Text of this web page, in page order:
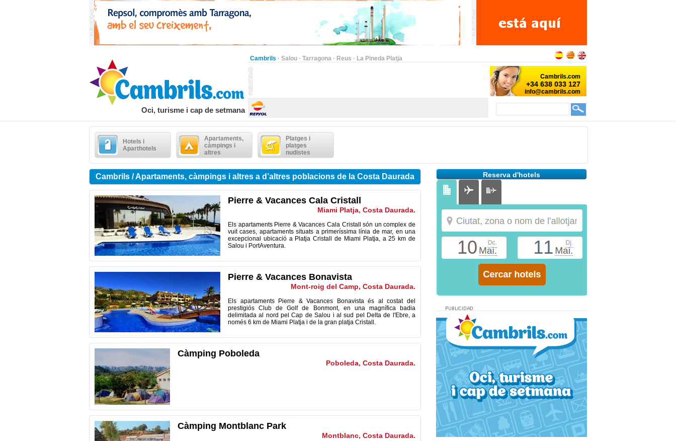
Cambrils · Salou · Tarragona · Reus · La Pineda Platja
Oci, turisme i cap de setmana
Hotels i
Aparthotels
Apartaments,
càmpings i
altres
Platges i
platges
nudistes
Cambrils / Apartaments, càmpings i altres a d’altres poblacions de la Costa Daurada
Pierre & Vacances Cala Cristall
Miami Platja, Costa Daurada.
Els apartaments Pierre & Vacances Cala Cristall són un complex de
vuit cases, apartaments situats a primeríssima línia de mar, en una
excepcional ubicació a Platja Cristall de Miami Platja, a 25 km de
Salou i PortAventura.
Pierre & Vacances Bonavista
Mont-roig del Camp, Costa Daurada.
Els apartaments Pierre & Vacances Bonavista és al costat del
prestigiós Club de Golf de Bonmont, en una magnífica badia
delimitada al nord pel Cap de Salou i al sud pel Delta de l'Ebre, a
només 6 km de Miami Platja i de la gran platja Cristall.
Càmping Poboleda
Poboleda, Costa Daurada.
Càmping Montblanc Park
Montblanc, Costa Daurada.
Reserva d'hotels